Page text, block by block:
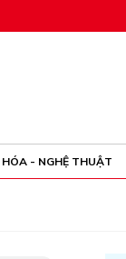
- NGHỆ THUẬT